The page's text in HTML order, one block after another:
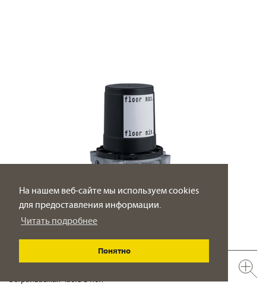
На нашем веб-сайте мы используем cookies
для предоставления информации.
Читать подробнее
Понятно
Встраиваемая часть в пол